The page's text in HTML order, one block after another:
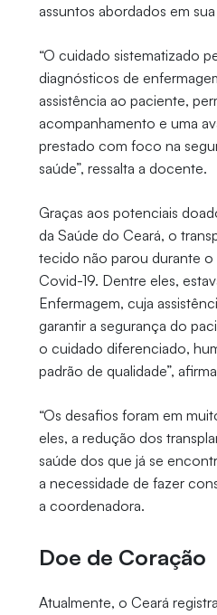
assuntos abordados em
“O cuidado sistematizado
diagnósticos de
assistência ao paciente,
acompanhamento e uma
prestado com foco na
saúde”, ressalta a docente.
Graças aos potenciais
da Saúde do Ceará, o
tecido não parou durante
Covid-19. Dentre eles,
Enfermagem, cuja
garantir a segurança do
o cuidado diferenciado,
padrão de qualidade”,
“Os desafios foram em
eles, a redução dos
saúde dos que já se
a necessidade de fazer
a coordenadora.
Doe de Coração
Atualmente, o Ceará registra